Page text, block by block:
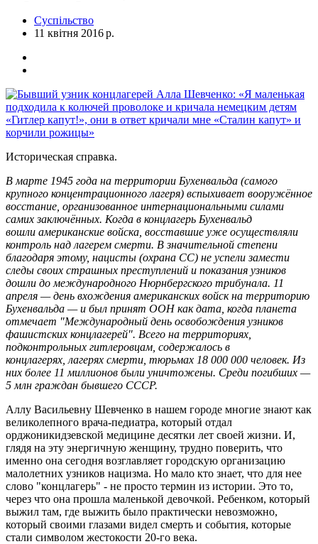
Суспільство
11 квітня 2016 р.
Историческая справка.
В марте 1945 года на территории Бухенвальда (самого
крупного концентрационного лагеря) вспыхивает вооружённое
восстание, организованное интернациональными силами
самих заключённых. Когда в концлагерь Бухенвальд
вошли американские войска, восставшие уже осуществляли
контроль над лагерем смерти. В значительной степени
благодаря этому, нацисты (охрана СС) не успели замести
следы своих страшных преступлений и показания узников
дошли до международного Нюрнбергского трибунала. 11
апреля — день вхождения американских войск на территорию
Бухенвальда — и был принят ООН как дата, когда планета
отмечает "Международный день освобождения узников
фашистских концлагерей". Всего на территориях,
подконтрольных гитлеровцам, содержалось в
концлагерях, лагерях смерти, тюрьмах 18 000 000 человек. Из
них более 11 миллионов были уничтожены. Среди погибших —
5 млн граждан бывшего СССР.
Аллу Васильевну Шевченко в нашем городе многие знают как
великолепного врача-педиатра, который отдал
орджоникидзевской медицине десятки лет своей жизни. И,
глядя на эту энергичную женщину, трудно поверить, что
именно она сегодня возглавляет городскую организацию
малолетних узников нацизма. Но мало кто знает, что для нее
слово "концлагерь" - не просто термин из истории. Это то,
через что она прошла маленькой девочкой. Ребенком, который
выжил там, где выжить было практически невозможно,
который своими глазами видел смерть и события, которые
стали символом жестокости 20-го века.